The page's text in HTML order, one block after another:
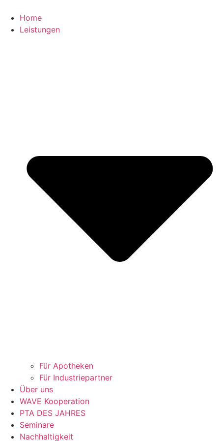
Inhalt
springen
Home
Leistungen
Für Apotheken
Für Industriepartner
Über uns
WAVE Kooperation
PTA DES JAHRES
Seminare
Nachhaltigkeit